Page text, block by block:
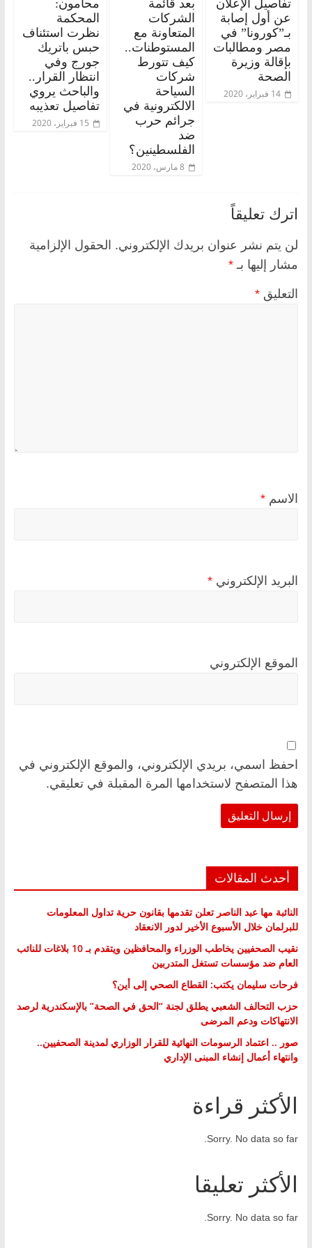
تفاصيل الإعلان
عن أول إصابة
بـ”كورونا” في
مصر ومطالبات
بإقالة وزيرة
الصحة
14 فبراير، 2020
بعد قائمة
الشركات
المتعاونة مع
المستوطنات..
كيف تتورط
شركات
السياحة
الالكترونية في
جرائم حرب
ضد
الفلسطينين؟
8 مارس، 2020
محامون:
المحكمة
نظرت استئناف
حبس باتريك
جورج وفي
انتظار القرار..
والباحث يروي
تفاصيل تعذيبه
15 فبراير، 2020
اترك تعليقاً
لن يتم نشر عنوان بريدك الإلكتروني. الحقول الإلزامية
مشار إليها بـ *
التعليق *
الاسم *
البريد الإلكتروني *
الموقع الإلكتروني
احفظ اسمي، بريدي الإلكتروني، والموقع الإلكتروني في
هذا المتصفح لاستخدامها المرة المقبلة في تعليقي.
أحدث المقالات
النائبة مها عبد الناصر تعلن تقدمها بقانون حرية تداول المعلومات
للبرلمان خلال الأسبوع الأخير لدور الانعقاد
نقيب الصحفيين يخاطب الوزراء والمحافظين ويتقدم بـ 10 بلاغات للنائب
العام ضد مؤسسات تستغل المتدربين
فرحات سليمان يكتب: القطاع الصحي إلى أين؟
حزب التحالف الشعبي يطلق لجنة “الحق في الصحة” بالإسكندرية لرصد
الانتهاكات ودعم المرضى
صور .. اعتماد الرسومات النهائية للقرار الوزاري لمدينة الصحفيين..
وانتهاء أعمال إنشاء المبنى الإداري
الأكثر قراءة
Sorry. No data so far.
الأكثر تعليقا
Sorry. No data so far.